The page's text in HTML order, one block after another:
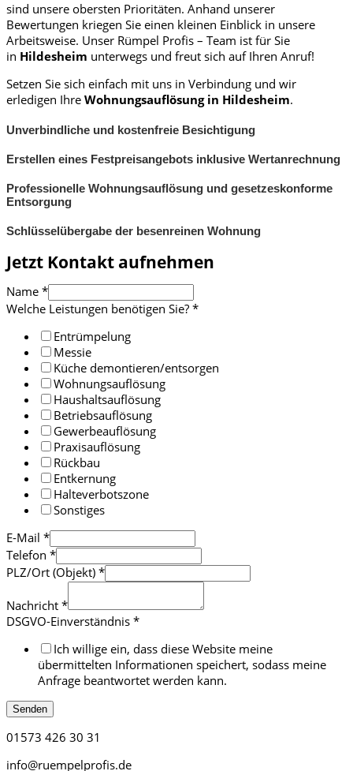
sind unsere obersten Prioritäten. Anhand unserer
Bewertungen kriegen Sie einen kleinen Einblick in unsere
Arbeitsweise. Unser Rümpel Profis – Team ist für Sie
in Hildesheim unterwegs und freut sich auf Ihren Anruf!
Setzen Sie sich einfach mit uns in Verbindung und wir
erledigen Ihre Wohnungsauflösung in Hildesheim.
Unverbindliche und kostenfreie Besichtigung
Erstellen eines Festpreisangebots inklusive Wertanrechnung
Professionelle Wohnungsauflösung und gesetzeskonforme
Entsorgung
Schlüsselübergabe der besenreinen Wohnung
Jetzt Kontakt aufnehmen
Name *
Welche Leistungen benötigen Sie? *
Entrümpelung
Messie
Küche demontieren/entsorgen
Wohnungsauflösung
Haushaltsauflösung
Betriebsauflösung
Gewerbeauflösung
Praxisauflösung
Rückbau
Entkernung
Halteverbotszone
Sonstiges
E-Mail *
Telefon *
PLZ/Ort (Objekt) *
Nachricht *
DSGVO-Einverständnis *
Ich willige ein, dass diese Website meine
übermittelten Informationen speichert, sodass meine
Anfrage beantwortet werden kann.
Senden
01573 426 30 31
info@ruempelprofis.de